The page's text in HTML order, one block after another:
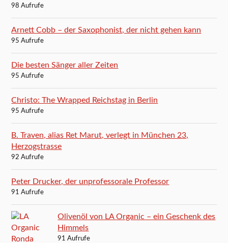
98 Aufrufe
Arnett Cobb – der Saxophonist, der nicht gehen kann
95 Aufrufe
Die besten Sänger aller Zeiten
95 Aufrufe
Christo: The Wrapped Reichstag in Berlin
95 Aufrufe
B. Traven, alias Ret Marut, verlegt in München 23,
Herzogstrasse
92 Aufrufe
Peter Drucker, der unprofessorale Professor
91 Aufrufe
Olivenöl von LA Organic – ein Geschenk des
Himmels
91 Aufrufe